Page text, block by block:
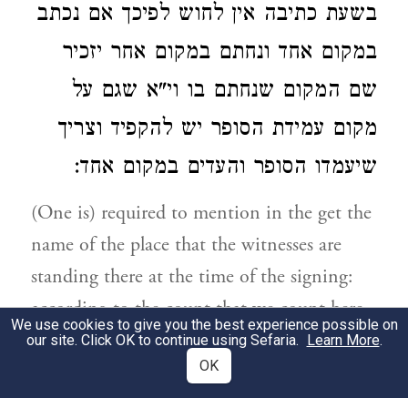
בשעת כתיבה אין לחוש לפיכך אם נכתב
במקום אחד ונחתם במקום אחר יזכיר
שם המקום שנחתם בו וי"א שגם על
מקום עמידת הסופר יש להקפיד וצריך
שיעמדו הסופר והעדים במקום אחד:
(One is) required to mention in the get the
name of the place that the witnesses are
standing there at the time of the signing:
according to the count that we count here
in the place ploni; and if he altered and
mentioned the name of a different place--it
We use cookies to give you the best experience possible on
our site. Click OK to continue using Sefaria. Learn More.
OK